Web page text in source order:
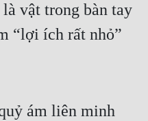
vật trong bàn tay
“lợi ích rất nhỏ”
ám liên minh